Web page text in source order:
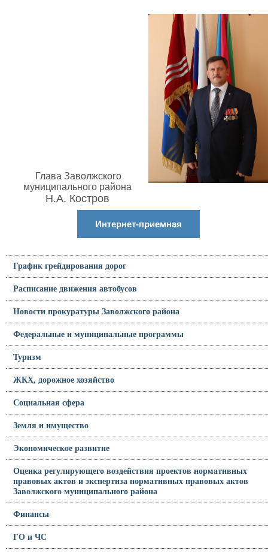
Глава Заволжского
муниципального района
Н.А. Костров
Интернет-приемная
График грейдирования дорог
Расписание движения автобусов
Новости прокуратуры Заволжского района
Федеральные и муниципальные программы
Туризм
ЖКХ, дорожное хозяйство
Социальная сфера
Земля и имущество
Экономическое развитие
Оценка регулирующего воздействия проектов нормативных
правовых актов и экспертиза нормативных правовых актов
Заволжского муниципального района
Финансы
ГО и ЧС